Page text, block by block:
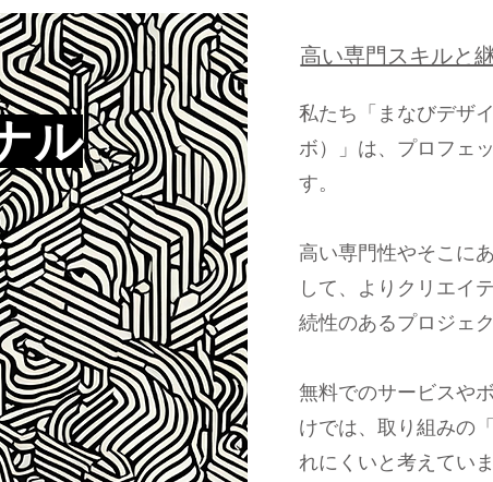
ル
高い専門スキルと
私たち「まなびデザ
ボ）」は、プロフェ
す。
高い専門性やそこに
して、よりクリエイ
続性のあるプロジェ
無料でのサービスや
けでは、取り組みの
れにくいと考えてい